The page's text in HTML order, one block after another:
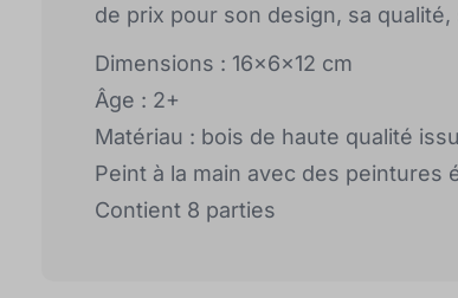
de prix pour son design, sa
Dimensions : 16x6x12 cm
Âge : 2+
Matériau : bois de haute qualité
Peint à la main avec des peintures
Contient 8 parties